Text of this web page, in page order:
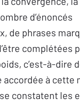
d’énoncés
de phrases
complétées
c’est-à-dire
accordée à cette
constatent les